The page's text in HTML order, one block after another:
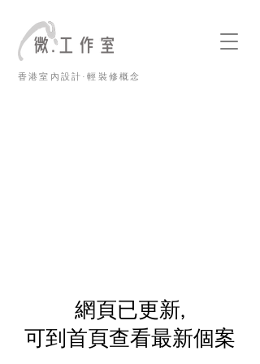
香港室內設計·輕裝修概念
​網頁已更新,
可到首頁查看最新個案